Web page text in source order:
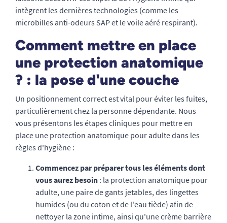
intègrent les dernières technologies (comme les
microbilles anti-odeurs SAP et le voile aéré respirant).
Comment mettre en place
une protection anatomique
? : la pose d'une couche
Un positionnement correct est vital pour éviter les fuites,
particulièrement chez la personne dépendante. Nous
vous présentons les étapes cliniques pour mettre en
place une protection anatomique pour adulte dans les
règles d'hygiène :
Commencez par préparer tous les éléments dont
vous aurez besoin : la protection anatomique pour
adulte, une paire de gants jetables, des lingettes
humides (ou du coton et de l'eau tiède) afin de
nettoyer la zone intime, ainsi qu'une crème barrière